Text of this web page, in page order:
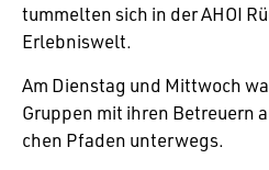
tummelten sich in der AHOI
Erlebniswelt.
Am Dienstag und Mitt­woch
Gruppen mit ihren Betreuern
chen Pfaden unterwegs.